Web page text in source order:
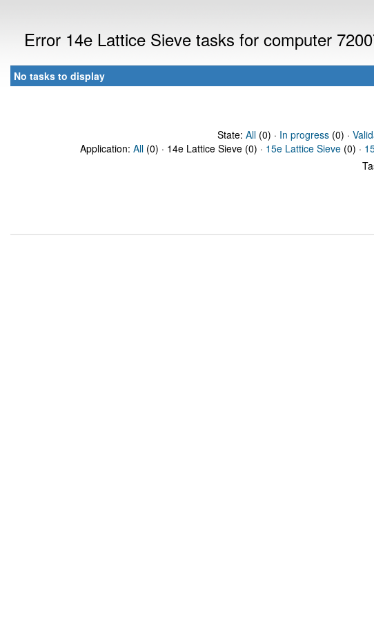
Error 14e Lattice Sieve tasks for computer
No tasks to display
State: All(0) · In progress(0) ·
Application: All (0) · 14e Lattice Sieve (0) · 15e Lattice Sieve (0) ·